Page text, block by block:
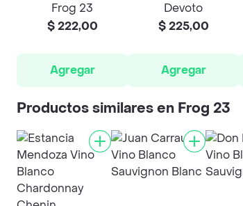
Frog 23
$ 222,00
Agregar
Devoto
$ 225,00
Agregar
Productos similares en Frog 23